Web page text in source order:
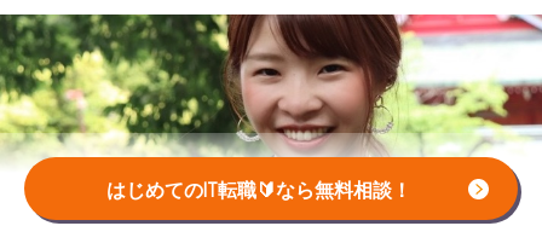
はじめてのIT転職🔰なら無料相談！
憧れだった看護師を辞めてITエンジニアに 「人とつなが